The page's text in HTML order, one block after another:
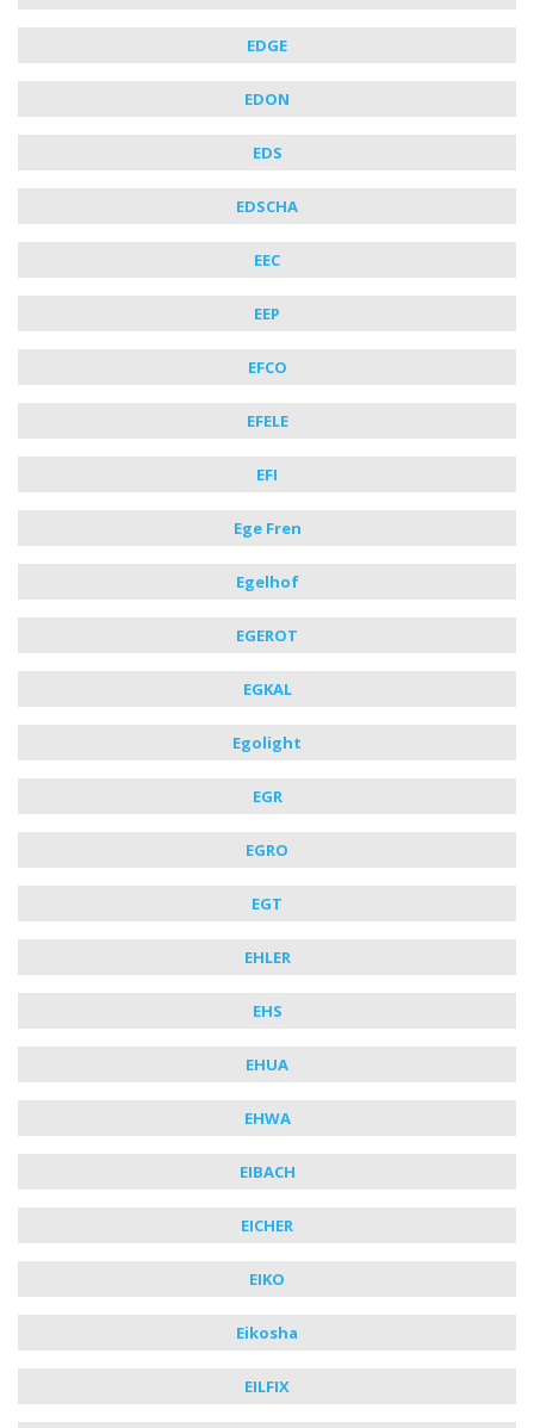
EDGE
EDON
EDS
EDSCHA
EEC
EEP
EFCO
EFELE
EFI
Ege Fren
Egelhof
EGEROT
EGKAL
Egolight
EGR
EGRO
EGT
EHLER
EHS
EHUA
EHWA
EIBACH
EICHER
EIKO
Eikosha
EILFIX